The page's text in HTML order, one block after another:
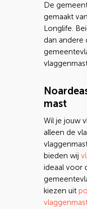
De
gemaakt
Longlife.
dan andere
mast
Wil je jouw
alleen de
bieden wij
ideaal voor
kiezen uit